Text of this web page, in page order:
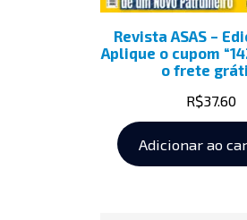
Revista ASAS –
Aplique o cupom
o frete
R$37.60
Adicionar ao